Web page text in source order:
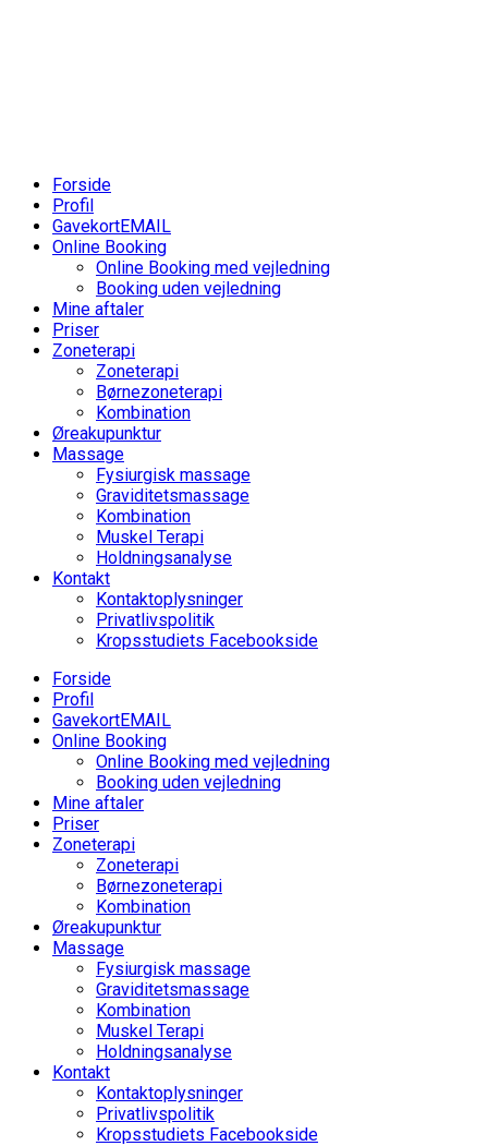
Forside
Profil
GavekortEMAIL
Online Booking
Online Booking med vejledning
Booking uden vejledning
Mine aftaler
Priser
Zoneterapi
Zoneterapi
Børnezoneterapi
Kombination
Øreakupunktur
Massage
Fysiurgisk massage
Graviditetsmassage
Kombination
Muskel Terapi
Holdningsanalyse
Kontakt
Kontaktoplysninger
Privatlivspolitik
Kropsstudiets Facebookside
Forside
Profil
GavekortEMAIL
Online Booking
Online Booking med vejledning
Booking uden vejledning
Mine aftaler
Priser
Zoneterapi
Zoneterapi
Børnezoneterapi
Kombination
Øreakupunktur
Massage
Fysiurgisk massage
Graviditetsmassage
Kombination
Muskel Terapi
Holdningsanalyse
Kontakt
Kontaktoplysninger
Privatlivspolitik
Kropsstudiets Facebookside